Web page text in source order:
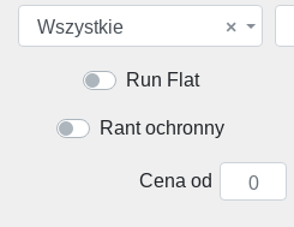
×
Wszystkie
Run Flat
Rant ochronny
Cena od